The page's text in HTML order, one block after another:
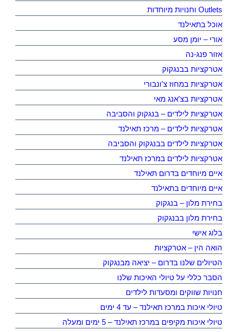
Outlets וחנויות מיוחדות
אוכל בתאילנד
אורי – יומן מסע
אזור פנג-נה
אטרקציות בבנגקוק
אטרקציות במחוז צ'ונבורי
אטרקציות בצ'אנג מאי
אטרקציות לילדים – בנגקוק והסביבה
אטרקציות לילדים – מרכז תאילנד
אטרקציות לילדים בבנגקוק והסביבה
אטרקציות לילדים במרכז תאילנד
איים מיוחדים בדרום תאילנד
איים מיוחדים בתאילנד
בחירת מלון – בנגקוק
בחירת מלון בבנגקוק
בלוג אישי
הואה הין – אטרקציות
הטיולים שלנו בדרום – יציאה מבנגקוק
הסבר כללי על טיולי האיכות שלנו
חנויות שווקים ומסעדות לילדים
טיולי איכות במרכז תאילנד – עד 4 ימים
טיולי איכות מקיפים במרכז תאילנד – 5 ימים ומעלה